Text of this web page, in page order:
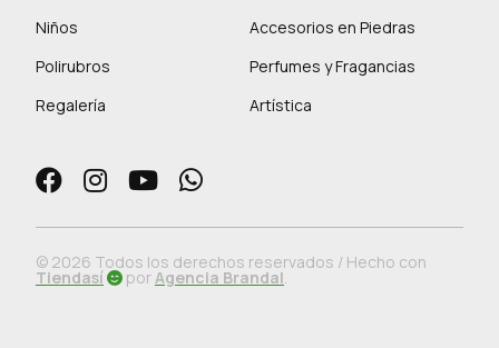
Niños
Accesorios en Piedras
Polirubros
Perfumes y Fragancias
Regalería
Artística
© 2026 Todos los derechos reservados / Hecho con
Tiendasí porAgencia Brandal.